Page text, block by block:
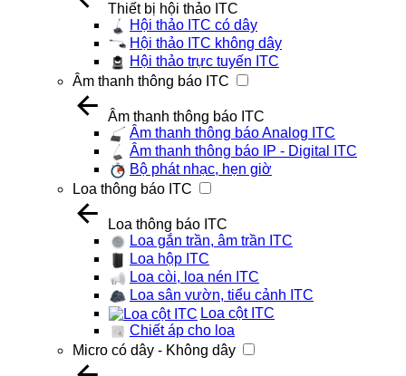
Thiết bị hội thảo ITC
Hội thảo ITC có dây
Hội thảo ITC không dây
Hội thảo trực tuyến ITC
Âm thanh thông báo ITC
Âm thanh thông báo ITC
Âm thanh thông báo Analog ITC
Âm thanh thông báo IP - Digital ITC
Bộ phát nhạc, hẹn giờ
Loa thông báo ITC
Loa thông báo ITC
Loa gắn trần, âm trần ITC
Loa hộp ITC
Loa còi, loa nén ITC
Loa sân vườn, tiểu cảnh ITC
Loa cột ITC
Chiết áp cho loa
Micro có dây - Không dây